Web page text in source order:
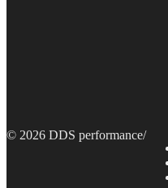
© 2026 DDS performance/